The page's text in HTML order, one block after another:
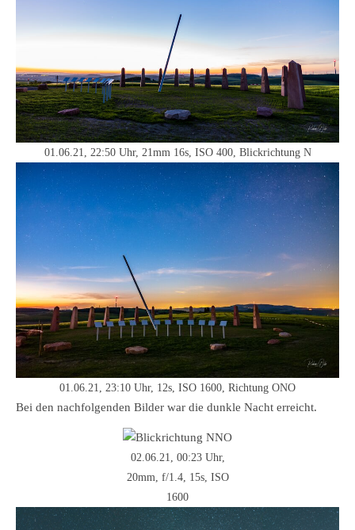
01.06.21, 22:50 Uhr, 21mm 16s, ISO 400, Blickrichtung N
01.06.21, 23:10 Uhr, 12s, ISO 1600, Richtung ONO
Bei den nachfolgenden Bilder war die dunkle Nacht erreicht.
02.06.21, 00:23 Uhr,
20mm, f/1.4, 15s, ISO
1600